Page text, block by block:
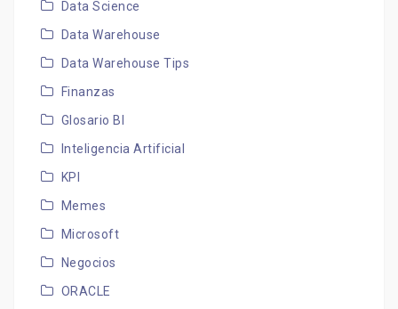
Data Science
Data Warehouse
Data Warehouse Tips
Finanzas
Glosario BI
Inteligencia Artificial
KPI
Memes
Microsoft
Negocios
ORACLE